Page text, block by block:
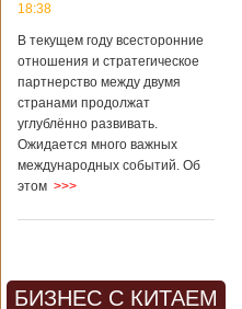
18:38
В текущем году всесторонние
отношения и стратегическое
партнерство между двумя
странами продолжат
углублённо развивать.
Ожидается много важных
международных событий. Об
этом >>>
БИЗНЕС С КИТАЕМ